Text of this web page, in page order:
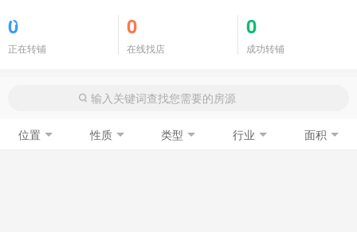
0
正在转铺
0
在线找店
0
成功转铺
位置 性质 类型 行业 面积